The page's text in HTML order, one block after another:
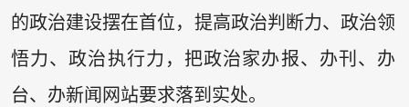
的政治建设摆在首位，提高政治判断力、政治领
悟力、政治执行力，把政治家办报、办刊、办
台、办新闻网站要求落到实处。